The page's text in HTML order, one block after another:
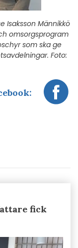
Isaksson Männikkö
omsorgsprogram
som ska ge
Foto:
fick